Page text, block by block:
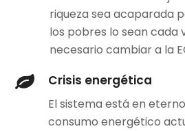
riqueza sea acaparada
los pobres lo sean cada
necesario cambiar a la
Crisis energética
El sistema está en
consumo energético